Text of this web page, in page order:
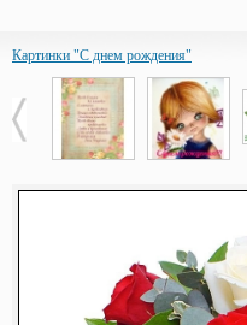
Картинки "С днем рождения"